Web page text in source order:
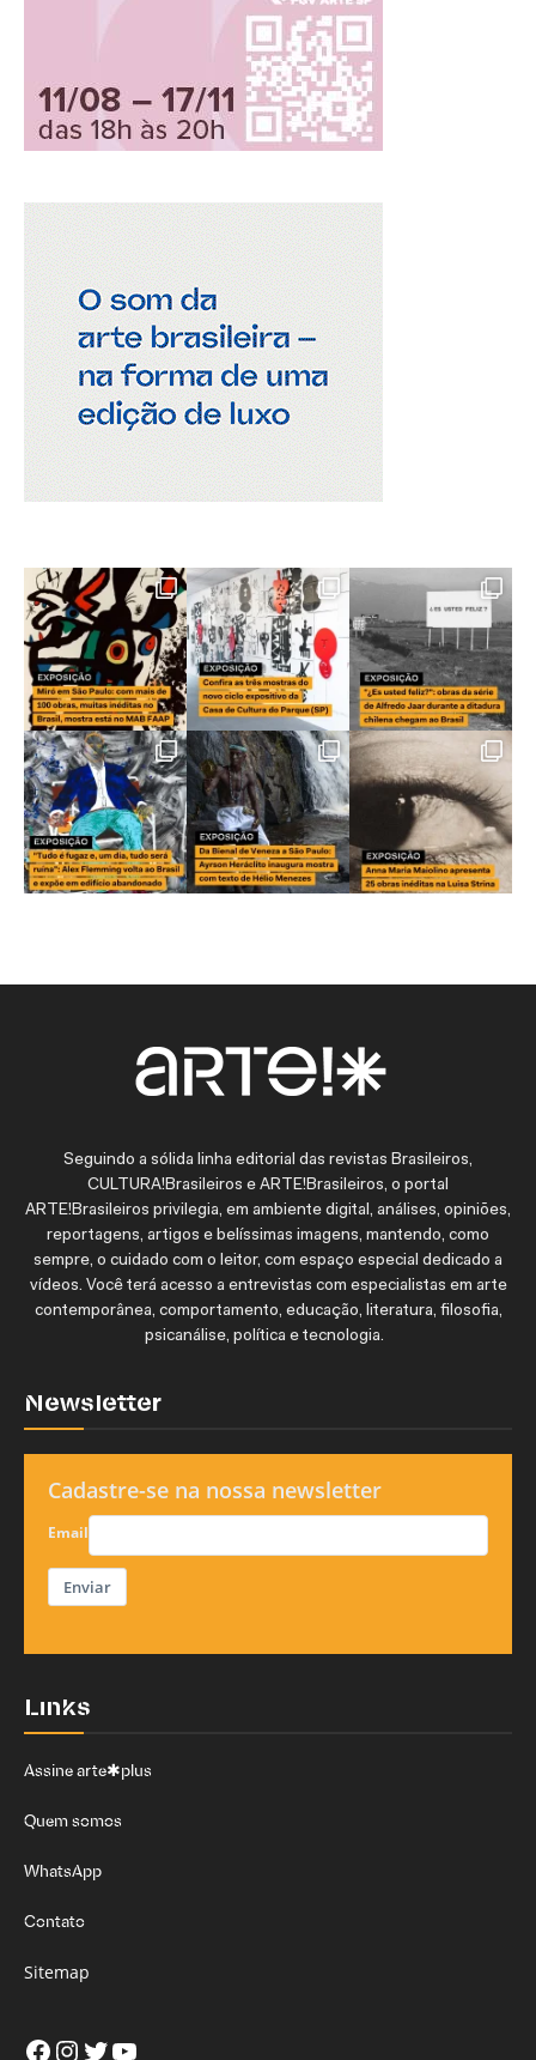
Seguindo a sólida linha editorial das revistas Brasileiros,
CULTURA!Brasileiros e ARTE!Brasileiros, o portal
ARTE!Brasileiros privilegia, em ambiente digital, análises, opiniões,
reportagens, artigos e belíssimas imagens, mantendo, como
sempre, o cuidado com o leitor, com espaço especial dedicado a
vídeos. Você terá acesso a entrevistas com especialistas em arte
contemporânea, comportamento, educação, literatura, filosofia,
psicanálise, política e tecnologia.
Newsletter
Cadastre-se na nossa newsletter
Email
Enviar
Links
Assine arte✱plus
Quem somos
WhatsApp
Contato
Sitemap
Facebook
Instagram
Twitter
Youtube